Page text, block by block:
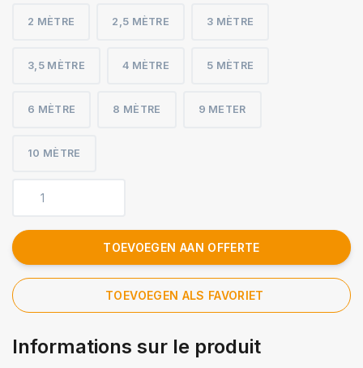
2 MÈTRE 2,5 MÈTRE 3 MÈTRE
3,5 MÈTRE 4 MÈTRE 5 MÈTRE
6 MÈTRE 8 MÈTRE 9 METER
10 MÈTRE
TOEVOEGEN AAN OFFERTE
TOEVOEGEN ALS FAVORIET
Informations sur le produit